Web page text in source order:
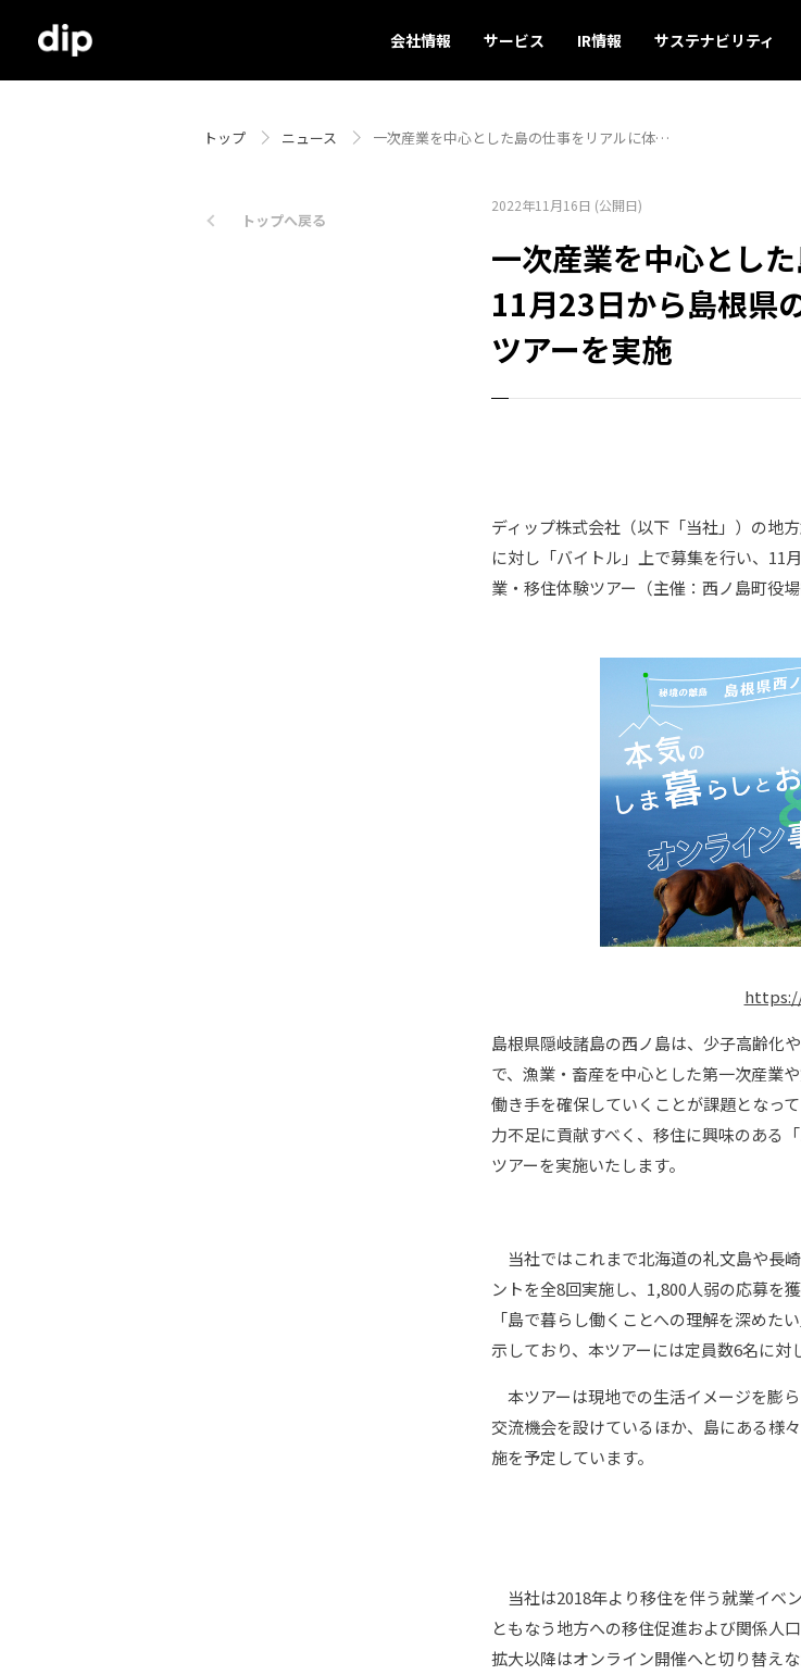
会社情報 サービス IR情報 サステナビリティ
トップ ニュース 一次産業を中心とした島の仕事をリアルに体…
トップへ戻る
2022年11月16日 (公開日)
一次産業を中心とし
11月23日から島根県
ツアーを実施
ディップ株式会社（以下「当社」）の地
に対し「バイトル」上で募集を行い、11
業・移住体験ツアー（主催：西ノ島町役
島根県隠岐諸島の西ノ島は、少子高齢化
で、漁業・畜産を中心とした第一次産業
働き手を確保していくことが課題となっ
力不足に貢献すべく、移住に興味のある
ツアーを実施いたします。
当社ではこれまで北海道の礼文島や長
ントを全8回実施し、1,800人弱の応募を
「島で暮らし働くことへの理解を深めた
示しており、本ツアーには定員数6名に対
本ツアーは現地での生活イメージを膨
交流機会を設けているほか、島にある様
施を予定しています。
当社は2018年より移住を伴う就業イベ
ともなう地方への移住促進および関係人
拡大以降はオンライン開催へと切り替え